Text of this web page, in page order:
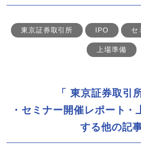
東京証券取引所 IPO セ
上場準備
「東京証券取引
セミナー開催レポート
する他の記